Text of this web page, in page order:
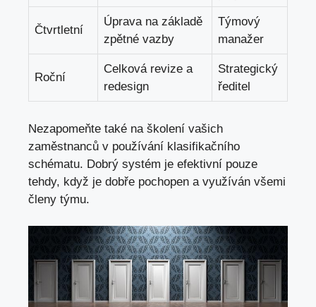
Čtvrtletní
Úprava ⁤na⁤ základě‍
zpětné vazby
Týmový
manažer
Roční
Celková revize a
‌redesign
Strategický
ředitel
Nezapomeňte také na školení‍ vašich
⁤zaměstnanců v ⁣používání klasifikačního​
schématu. Dobrý systém je efektivní pouze
tehdy, když⁤ je dobře pochopen a využíván​ všemi
členy týmu.